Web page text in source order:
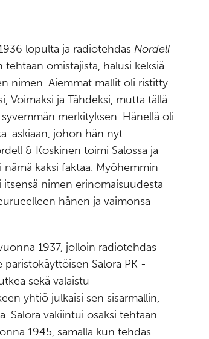
lopulta ja radiotehdas Nordell
tehtaan omistajista, halusi keksiä
nimen. Aiemmat mallit oli ristitty
Voimaksi ja Tähdeksi, mutta tällä
merkityksen. Hänellä oli
askiaan, johon hän nyt
& Koskinen toimi Salossa ja
kaksi faktaa. Myöhemmin
nimen erinomaisuudesta
hänen ja vaimonsa
1937, jolloin radiotehdas
Salora PK -
sekä valaistu
yhtiö julkaisi sen sisarmallin,
Salora vakiintui osaksi tehtaan
1945, samalla kun tehdas